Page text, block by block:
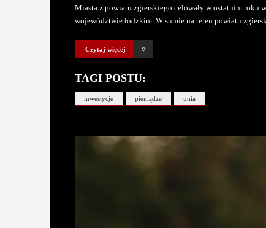
Miasta z powiatu zgierskiego celowały w ostatnim
województwie łódzkim. W sumie na teren powiatu
Czytaj więcej
TAGI POSTU:
inwestycje pieniądze unia